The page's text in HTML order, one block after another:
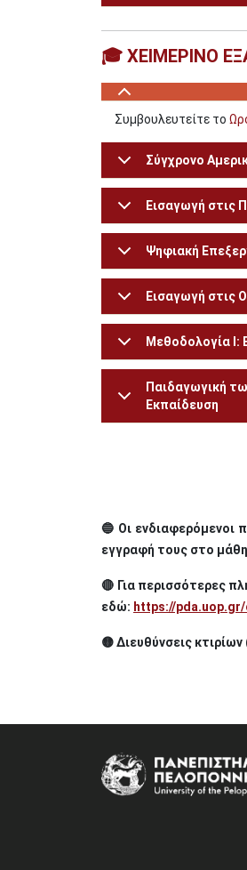
🎓 ΧΕΙΜΕΡΙΝΟ
Συμβουλευτείτε το
Σύγχρονο
Εισαγωγή στις
Ψηφιακή
Εισαγωγή στις
Μεθοδολογία Ι:
Παιδαγωγική
Εκπαίδευση
🔵 Οι ενδιαφερόμενοι
εγγραφή τους στο
🔴 Για περισσότερες
εδώ: https://
🟡 Διευθύνσεις κτιρίων
Image